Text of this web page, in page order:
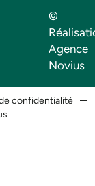
©
Agence
Novius
confidentialité